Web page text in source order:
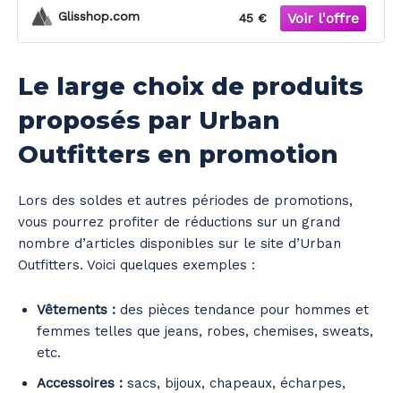
Glisshop.com 45 €
Le large choix de produits
proposés par Urban
Outfitters en promotion
Lors des soldes et autres périodes de promotions,
vous pourrez profiter de réductions sur un grand
nombre d’articles disponibles sur le site d’Urban
Outfitters. Voici quelques exemples :
Vêtements : des pièces tendance pour hommes et
femmes telles que jeans, robes, chemises, sweats,
etc.
Accessoires : sacs, bijoux, chapeaux, écharpes,